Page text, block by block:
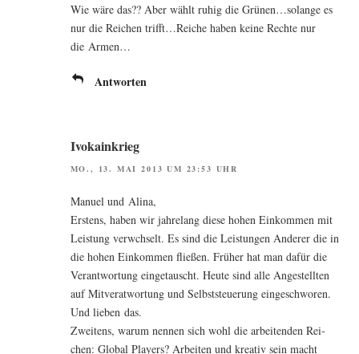
Wie wäre das?? Aber wählt ruhig die Grünen…solange es
nur die Rei­chen trifft…Reiche haben kei­ne Rech­te nur
die Armen…
Antworten
Ivokainkrieg
MO., 13. MAI 2013 UM 23:53 UHR
Manu­el und Alina,
Ers­tens, haben wir jah­re­lang die­se hohen Ein­kom­men mit
Leis­tung verwch­selt. Es sind die Leis­tun­gen Ande­rer die in
die hohen Ein­kom­men flie­ßen. Frü­her hat man dafür die
Ver­ant­wor­tung ein­ge­tauscht. Heu­te sind alle Ange­stell­ten
auf Mit­ve­r­at­wor­tung und Selbst­steue­rung ein­ge­schwo­ren.
Und lie­ben das.
Zwei­tens, war­um nen­nen sich wohl die arbei­ten­den Rei­
chen: Glo­bal Play­ers? Arbei­ten und krea­tiv sein macht